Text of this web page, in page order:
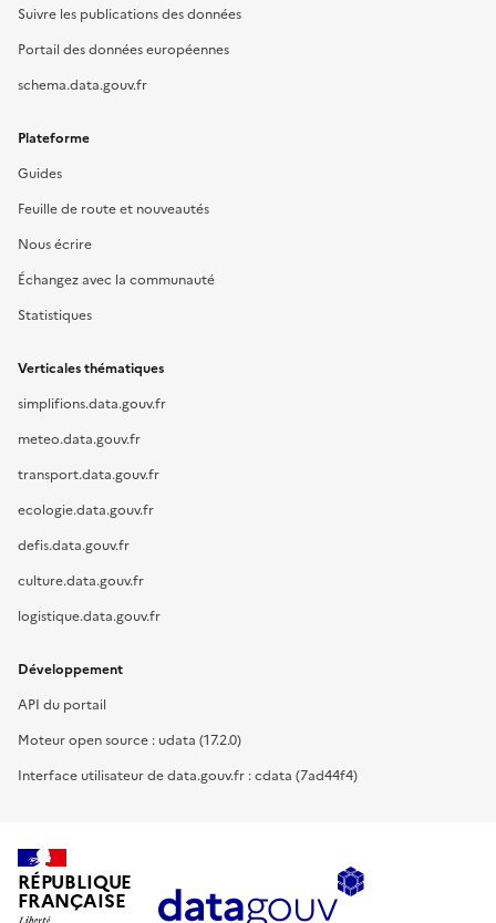
Suivre les publications des données
Portail des données européennes
schema.data.gouv.fr
Plateforme
Guides
Feuille de route et nouveautés
Nous écrire
Échangez avec la communauté
Statistiques
Verticales thématiques
simplifions.data.gouv.fr
meteo.data.gouv.fr
transport.data.gouv.fr
ecologie.data.gouv.fr
defis.data.gouv.fr
culture.data.gouv.fr
logistique.data.gouv.fr
Développement
API du portail
Moteur open source : udata (17.2.0)
Interface utilisateur de data.gouv.fr : cdata (7ad44f4)
RÉPUBLIQUE
FRANÇAISE